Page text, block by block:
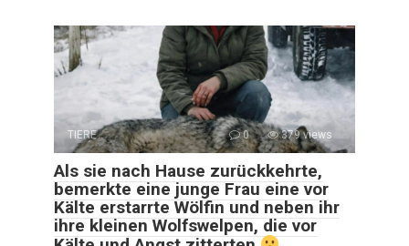
TIERE 0 379 views
Als sie nach Hause zurückkehrte,
bemerkte eine junge Frau eine vor
Kälte erstarrte Wölfin und neben ihr
ihre kleinen Wolfswelpen, die vor